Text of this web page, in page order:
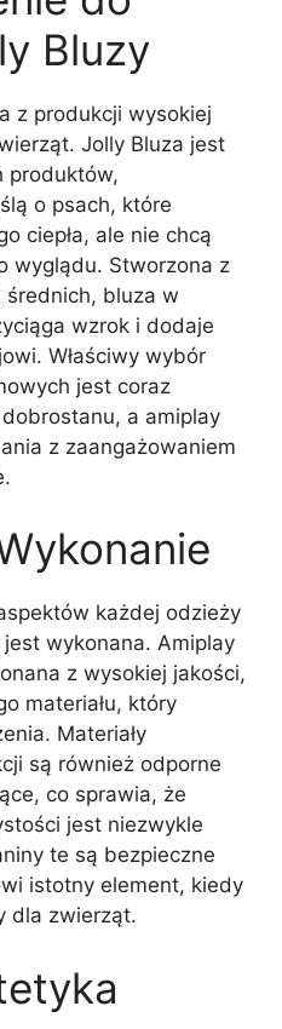
Bluzy
z produkcji wysokiej
Jolly Bluza jest
produktów,
o psach, które
ciepła, ale nie chcą
wyglądu. Stworzona z
średnich, bluza w
wzrok i dodaje
Właściwy wybór
jest coraz
a amiplay
z zaangażowaniem
każdej odzieży
wykonana. Amiplay
z wysokiej jakości,
materiału, który
Materiały
są również odporne
co sprawia, że
jest niezwykle
te są bezpieczne
istotny element, kiedy
dla zwierząt.